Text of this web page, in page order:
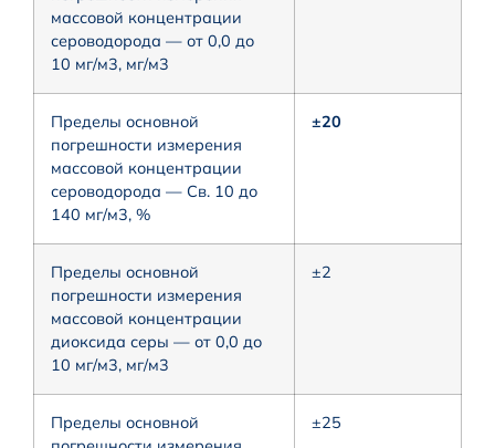
массовой концентрации
сероводорода — от 0,0 до
10 мг/м3, мг/м3
Пределы основной
погрешности измерения
массовой концентрации
сероводорода — Св. 10 до
140 мг/м3, %
±20
Пределы основной
погрешности измерения
массовой концентрации
диоксида серы — от 0,0 до
10 мг/м3, мг/м3
±2
Пределы основной
±25